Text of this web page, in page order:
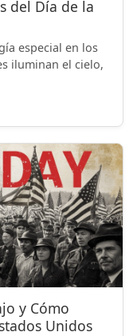
del Día de la
especial en los
iluminan el cielo,
y Cómo
Unidos